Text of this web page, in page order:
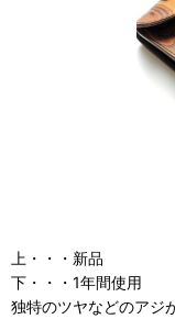
上・・・新品
下・・・1年間使用
独特のツヤなどのアジ